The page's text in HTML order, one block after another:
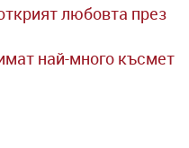
любовта през
най-много късмет